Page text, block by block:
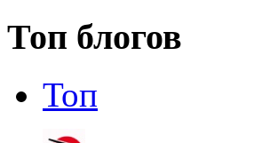
Топ блогов
Топ